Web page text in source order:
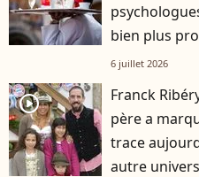
bien plus
6 juillet 2026
player2
Franck
père a
trace
autre univers